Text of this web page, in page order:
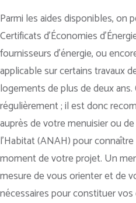
Parmi les aides disponibles, on
Certificats d’Économies
fournisseurs d’énergie, ou
applicable sur certains travaux
logements de plus de deux
régulièrement ; il est donc
auprès de votre menuisier ou
l’Habitat (ANAH) pour
moment de votre projet. Un
mesure de vous orienter et de
nécessaires pour constituer vos